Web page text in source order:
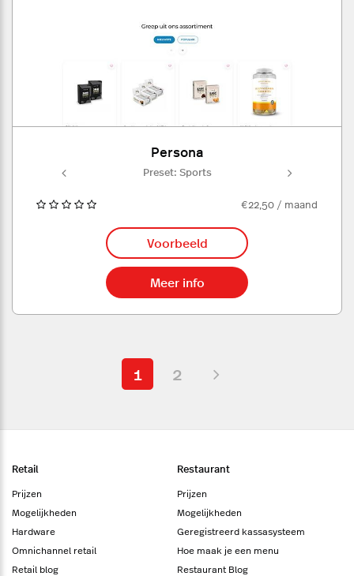
Persona
Preset: Sports
€22,50 / maand
Voorbeeld
Meer info
1 2
Retail
Prijzen
Mogelijkheden
Hardware
Omnichannel retail
Retail blog
Restaurant
Prijzen
Mogelijkheden
Geregistreerd kassasysteem
Hoe maak je een menu
Restaurant Blog